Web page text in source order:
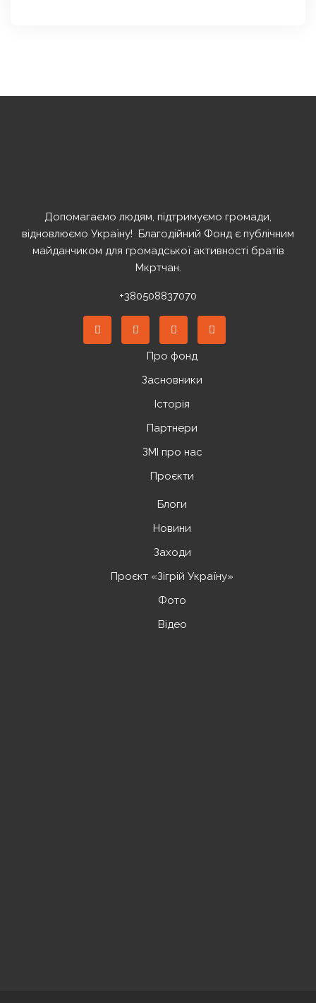
Допомагаємо людям, підтримуємо громади,
відновлюємо Україну! ️ Благодійний Фонд є публічним
майданчиком для громадської активності братів
Мкртчан.
+380508837070
Про фонд
Засновники
Історія
Партнери
ЗМІ про нас
Проєкти
Блоги
Новини
Заходи
Проєкт «Зігрій Україну»
Фото
Відео